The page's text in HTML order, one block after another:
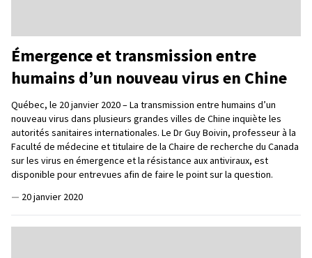
Émergence et transmission entre
humains d’un nouveau virus en Chine
Québec, le 20 janvier 2020 – La transmission entre humains d’un
nouveau virus dans plusieurs grandes villes de Chine inquiète les
autorités sanitaires internationales. Le Dr Guy Boivin, professeur à la
Faculté de médecine et titulaire de la Chaire de recherche du Canada
sur les virus en émergence et la résistance aux antiviraux, est
disponible pour entrevues afin de faire le point sur la question.
— 20 janvier 2020